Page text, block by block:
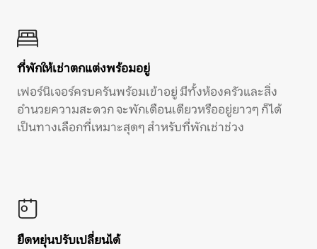
ที่พักให้เช่าตกแต่งพร้อมอยู่
เฟอร์นิเจอร์ครบครันพร้อมเข้าอยู่ มีทั้งห้องครัวและสิ่ง
อำนวยความสะดวก จะพักเดือนเดียวหรืออยู่ยาวๆ ก็ได้
เป็นทางเลือกที่เหมาะสุดๆ สำหรับที่พักเช่าช่วง
ยืดหยุ่นปรับเปลี่ยนได้